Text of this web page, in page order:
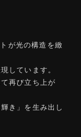
が光の構造を緻
しています。
再び立ち上が
き」を生み出し